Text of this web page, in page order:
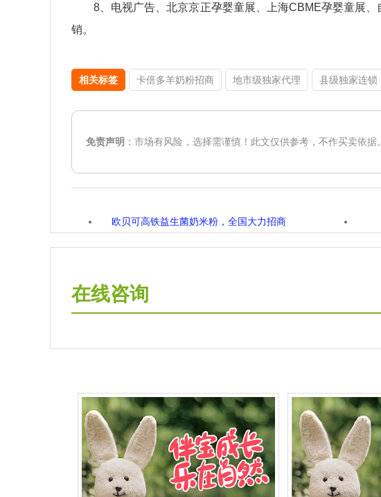
8、电视广告、北京京正孕婴童展、上海CBME孕婴童展、
销。
相关标签 卡倍多羊奶粉招商 地市级独家代理 县级独家连锁
免责声明 ：市场有风险，选择需谨慎！此文仅供参考，不作买卖依据。
欧贝可高铁益生菌奶米粉，全国大力招商
在线咨询